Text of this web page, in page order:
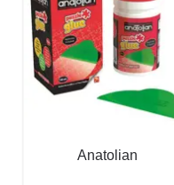
Anatolian